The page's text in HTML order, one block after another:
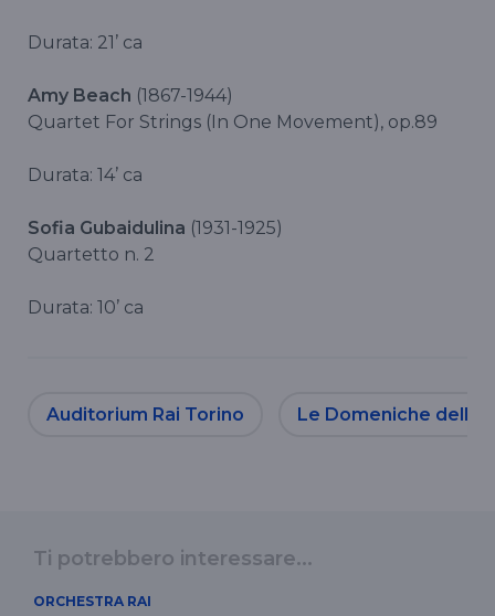
Durata: 21’ ca
Amy Beach (1867-1944)
Quartet For Strings (In One Movement), op.89
Durata: 14’ ca
Sofia Gubaidulina (1931-1925)
Quartetto n. 2
Durata: 10’ ca
Auditorium Rai Torino Le Domeniche
Ti potrebbero interessare...
ORCHESTRA RAI